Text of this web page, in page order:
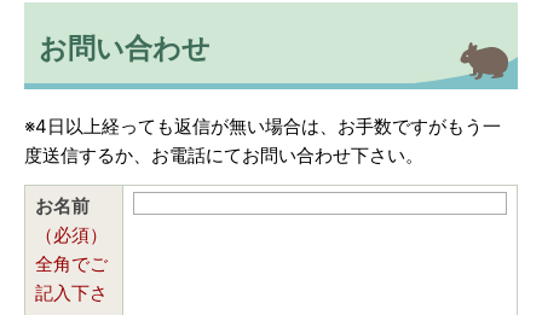
お問い合わせ
※4日以上経っても返信が無い場合は、お手数ですがもう一
度送信するか、お電話にてお問い合わせ下さい。
お名前
（必須）
全角でご
記入下さ